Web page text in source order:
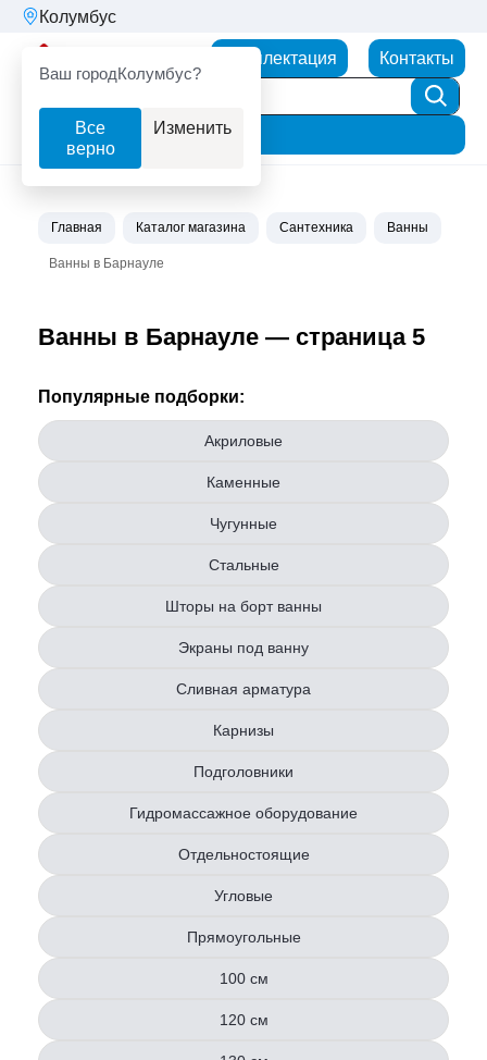
Колумбус
Ваш городКолумбус?
Все
верно
Изменить
Комплектация Контакты
Фильтр
Главная Каталог магазина Сантехника Ванны
Ванны в Барнауле
Ванны в Барнауле — страница 5
Популярные подборки:
Акриловые
Каменные
Чугунные
Стальные
Шторы на борт ванны
Экраны под ванну
Сливная арматура
Карнизы
Подголовники
Гидромассажное оборудование
Отдельностоящие
Угловые
Прямоугольные
100 см
120 см